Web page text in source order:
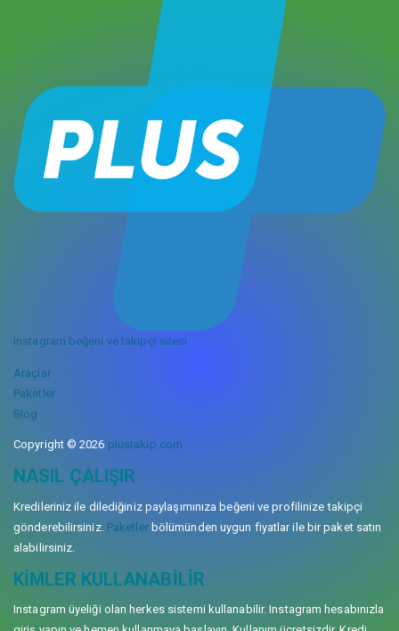
instagram beğeni ve takipçi sitesi
Araçlar
Paketler
Blog
Copyright © 2026 plustakip.com
NASIL ÇALIŞIR
Kredileriniz ile dilediğiniz paylaşımınıza beğeni ve profilinize takipçi
gönderebilirsiniz. Paketlerbölümünden uygun fiyatlar ile bir paket satın
alabilirsiniz.
KIMLER KULLANABILIR
Instagram üyeliği olan herkes sistemi kullanabilir. Instagram hesabınızla